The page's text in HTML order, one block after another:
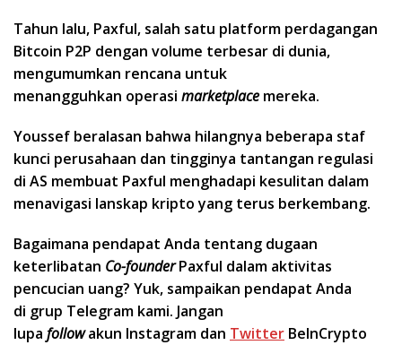
Tahun lalu, Paxful, salah satu platform perdagangan
Bitcoin P2P dengan volume terbesar di dunia,
mengumumkan rencana untuk
menangguhkan operasi marketplace mereka.
Youssef beralasan bahwa hilangnya beberapa staf
kunci perusahaan dan tingginya tantangan regulasi
di AS membuat Paxful menghadapi kesulitan dalam
menavigasi lanskap kripto yang terus berkembang.
Bagaimana pendapat Anda tentang dugaan
keterlibatan Co-founderPaxful dalam aktivitas
pencucian uang? Yuk, sampaikan pendapat Anda
di grup Telegram kami. Jangan
lupa followakun Instagram dan Twitter BeInCrypto